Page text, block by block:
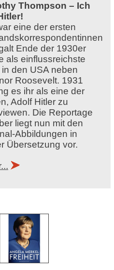
Thompson – Ich
eine der ersten
Ende der 1930er
als einflussreichste
in den USA neben
Roosevelt. 1931
es ihr als eine der
Adolf Hitler zu
Die Reportage
liegt nun mit den
Abbildungen in
Übersetzung vor.